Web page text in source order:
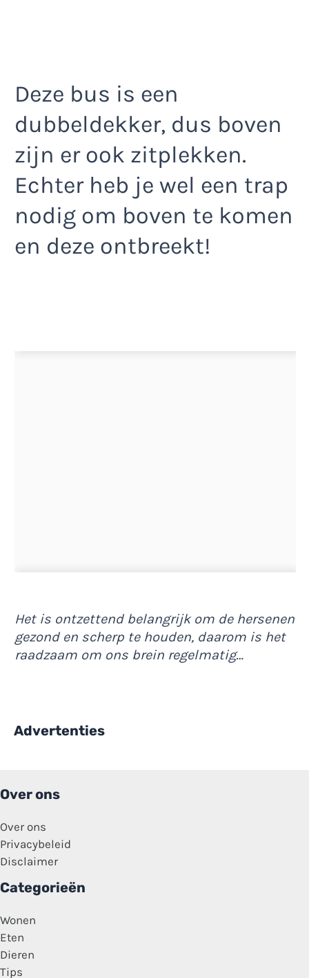
Deze bus is een
dubbeldekker, dus boven
zijn er ook zitplekken.
Echter heb je wel een trap
nodig om boven te komen
en deze ontbreekt!
Het is ontzettend belangrijk om de hersenen
gezond en scherp te houden, daarom is het
raadzaam om ons brein regelmatig…
Advertenties
Over ons
Over ons
Privacybeleid
Disclaimer
Categorieën
Wonen
Eten
Dieren
Tips